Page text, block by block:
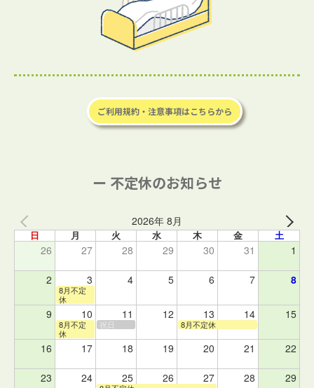
ご利用規約・注意事項はこちらから
ー 不定休のお知らせ
2026年 8月
日 月 火 水 木 金 土
26 27 28 29 30 31 1
2 3 4 5 6 7 8
8月不定
休
9 10 11 12 13 14 15
8月不定
休
祝日 8月不定休
16 17 18 19 20 21 22
23 24 25 26 27 28 29